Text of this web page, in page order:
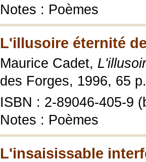
Notes : Poèmes
L'illusoire éternité
Maurice Cadet,
des Forges, 1996, 65
ISBN : 2-89046-405-9
Notes : Poèmes
L'insaisissable